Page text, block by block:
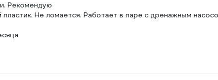
Рекомендую
Не ломается. Работает в паре с дренажным